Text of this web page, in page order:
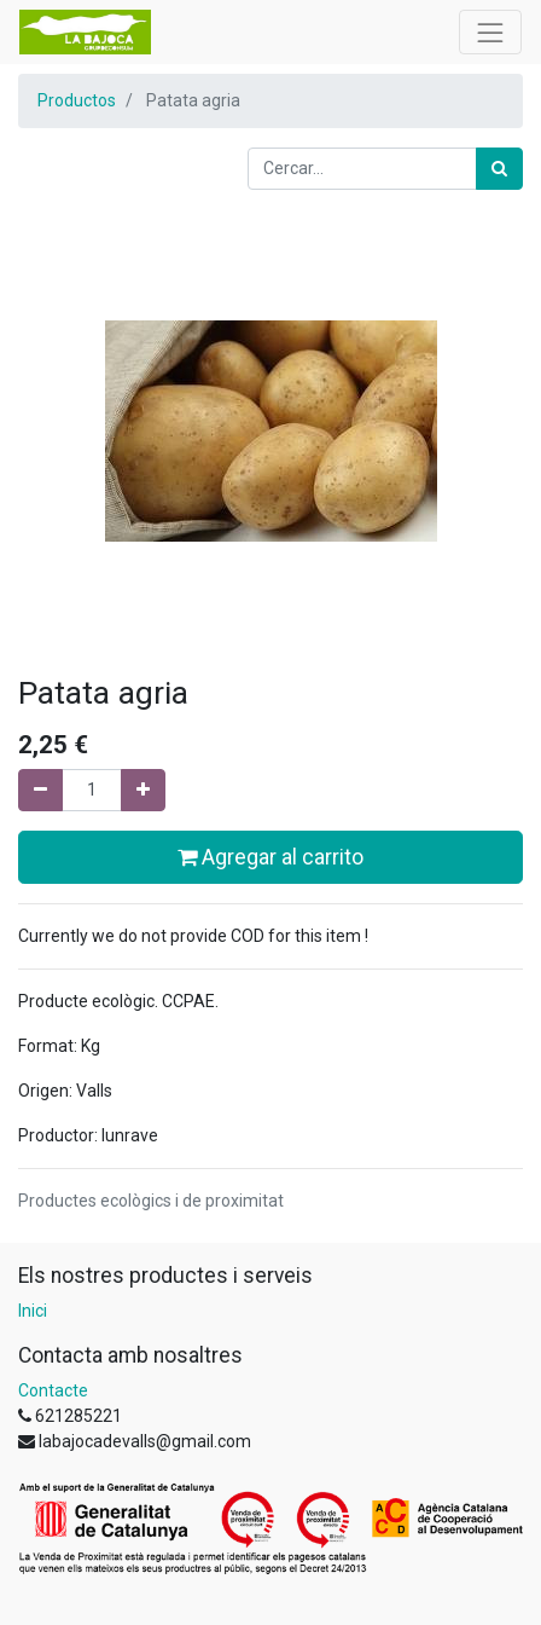
Productos Patata agria
Patata agria
2,25 €
Agregar al carrito
Currently we do not provide COD for this item !
Producte ecològic. CCPAE.
Format: Kg
Origen: Valls
Productor: Iunrave
Productes ecològics i de proximitat
Els nostres productes i serveis
Inici
Contacta amb nosaltres
Contacte
621285221
labajocadevalls@gmail.com